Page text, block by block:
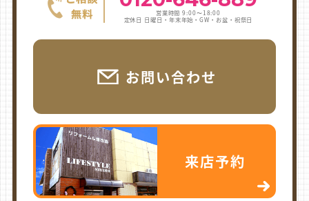
営業時間 9:00〜18:00
定休日 日曜日・年末年始・GW・お盆・祝祭日
お問い合わせ
来店予約